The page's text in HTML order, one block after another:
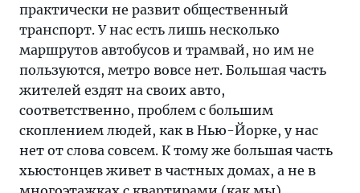
практически не развит общественный
транспорт. У нас есть лишь несколько
маршрутов автобусов и трамвай, но им не
пользуются, метро вовсе нет. Большая часть
жителей ездят на своих авто,
соответственно, проблем с большим
скоплением людей, как в Нью-Йорке, у нас
нет от слова совсем. К тому же большая часть
хьюстонцев живет в частных домах, а не в